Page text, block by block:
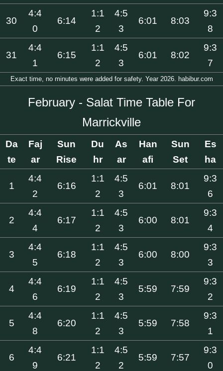
30
4:4
0
6:14
1:1
2
4:5
3
6:01 8:03
9:3
8
31
4:4
1
6:15
1:1
2
4:5
3
6:01 8:02
9:3
7
Exact time, no minutes were added for safety. Year 2026. habibur.com
February - Salat Time Table For
Marrickville
Da
te
Faj
ar
Sun
Rise
Du
hr
As
ar
Han
afi
Sun
Set
Es
ha
1
4:4
2
6:16
1:1
2
4:5
3
6:01 8:01
9:3
6
2
4:4
4
6:17
1:1
2
4:5
3
6:00 8:01
9:3
4
3
4:4
5
6:18
1:1
2
4:5
3
6:00 8:00
9:3
3
4
4:4
6
6:19
1:1
2
4:5
3
5:59 7:59
9:3
2
5
4:4
8
6:20
1:1
2
4:5
3
5:59 7:58
9:3
1
6
4:4
9
6:21
1:1
2
4:5
2
5:59 7:57
9:3
0